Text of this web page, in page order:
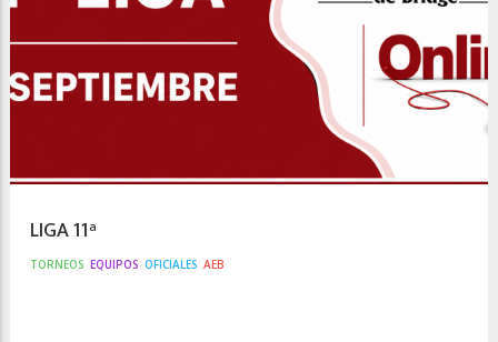
LIGA 11ª
TORNEOS EQUIPOS OFICIALES AEB